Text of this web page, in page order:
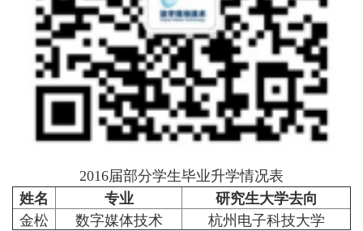
2016届部分学生毕业升学情况表
姓名 专业
研究生大学去向
金松
数字媒体技术
杭州电子科技大学